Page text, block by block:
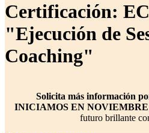
Certificación:
"Ejecución de
Coaching"
Solicita más información
INICIAMOS EN NOVIEMBRE
futuro brillante